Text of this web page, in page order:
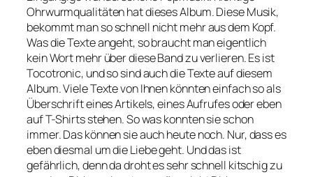
Ohrwurmqualitäten hat dieses Album. Diese Musik,
bekommt man so schnell nicht mehr aus dem Kopf.
Was die Texte angeht, so braucht man eigentlich
kein Wort mehr über diese Band zu verlieren. Es ist
Tocotronic, und so sind auch die Texte auf diesem
Album. Viele Texte von Ihnen könnten einfach so als
Überschrift eines Artikels, eines Aufrufes oder eben
auf T-Shirts stehen. So was konnten sie schon
immer. Das können sie auch heute noch. Nur, dass es
eben diesmal um die Liebe geht. Und das ist
gefährlich, denn da droht es sehr schnell kitschig zu